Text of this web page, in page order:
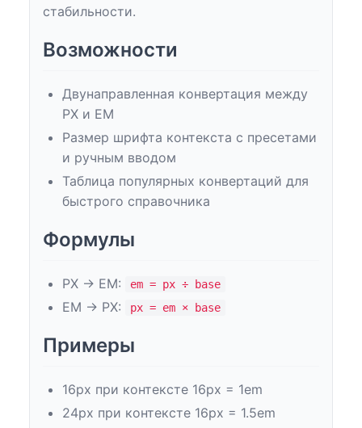
стабильности.
Возможности
Двунаправленная конвертация между
PX и EM
Размер шрифта контекста с пресетами
и ручным вводом
Таблица популярных конвертаций для
быстрого справочника
Формулы
PX → EM: em = px ÷ base
EM → PX: px = em × base
Примеры
16px при контексте 16px = 1em
24px при контексте 16px = 1.5em